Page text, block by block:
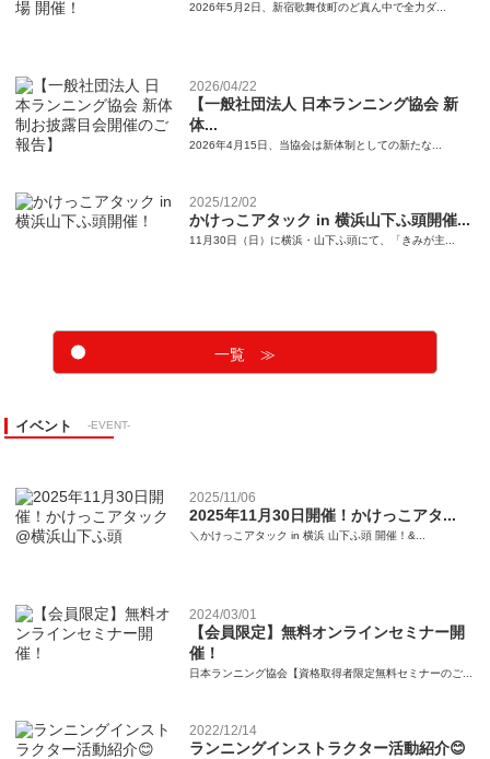
2026年5月2日、新宿歌舞伎町のど真ん中で全力ダ...
2026/04/22
【一般社団法人 日本ランニング協会 新
体...
2026年4月15日、当協会は新体制としての新たな...
2025/12/02
かけっこアタック in 横浜山下ふ頭開催...
11月30日（日）に横浜・山下ふ頭にて、「きみが主...
一覧 ≫
イベント -EVENT-
2025/11/06
2025年11月30日開催！かけっこアタ...
＼かけっこアタック in 横浜 山下ふ頭 開催！&...
2024/03/01
【会員限定】無料オンラインセミナー開
催！
日本ランニング協会【資格取得者限定無料セミナーのご...
2022/12/14
ランニングインストラクター活動紹介😊